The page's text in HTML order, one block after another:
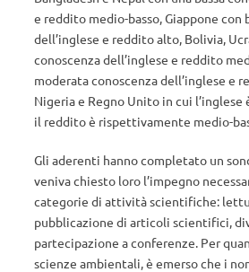
e reddito medio-basso, Giappone con
dell’inglese e reddito alto, Bolivia,
conoscenza dell’inglese e reddito
moderata conoscenza dell’inglese e
Nigeria e Regno Unito in cui
il reddito è rispettivamente medio-
Gli aderenti hanno completato un
veniva chiesto loro l’impegno
categorie di attività scientifiche:
pubblicazione di articoli scientifici,
partecipazione a conferenze. Per
scienze ambientali, è emerso che i